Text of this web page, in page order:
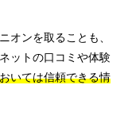
オンを取ることも、
ットの口コミや体験
いては信頼できる情